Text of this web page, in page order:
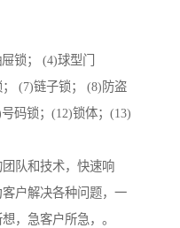
锁； (4)球型门
(7)链子锁； (8)防盗
码锁；(12)锁体；(13)
队和技术，快速响
户解决各种问题，一
，急客户所急，。